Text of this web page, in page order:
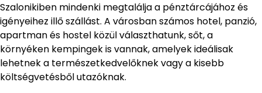
Szalonikiben mindenki megtalálja a pénztárcájához és
igényeihez illő szállást. A városban számos hotel, panzió,
apartman és hostel közül választhatunk, sőt, a
környéken kempingek is vannak, amelyek ideálisak
lehetnek a természetkedvelőknek vagy a kisebb
költségvetésből utazóknak.